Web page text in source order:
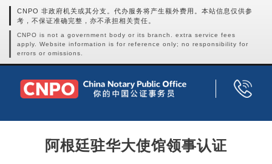
CNPO 非政府机关或其分支。代办服务将产生额外费用。本站信息仅供参
考，不保证准确完整，亦不承担相关责任。
CNPO is not a government body or its branch. extra service fees
apply. Website information is for reference only; no responsibility for
errors or omissions.
阿根廷驻华大使馆领事认证